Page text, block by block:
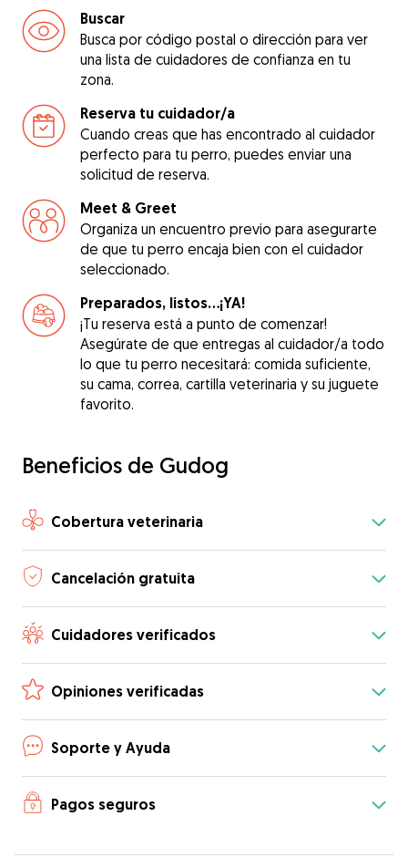
Buscar
Busca por código postal o dirección para ver
una lista de cuidadores de confianza en tu
zona.
Reserva tu cuidador/a
Cuando creas que has encontrado al cuidador
perfecto para tu perro, puedes enviar una
solicitud de reserva.
Meet & Greet
Organiza un encuentro previo para asegurarte
de que tu perro encaja bien con el cuidador
seleccionado.
Preparados, listos...¡YA!
¡Tu reserva está a punto de comenzar!
Asegúrate de que entregas al cuidador/a todo
lo que tu perro necesitará: comida suficiente,
su cama, correa, cartilla veterinaria y su juguete
favorito.
Beneficios de Gudog
Cobertura veterinaria
Cancelación gratuita
Cuidadores verificados
Opiniones verificadas
Soporte y Ayuda
Pagos seguros